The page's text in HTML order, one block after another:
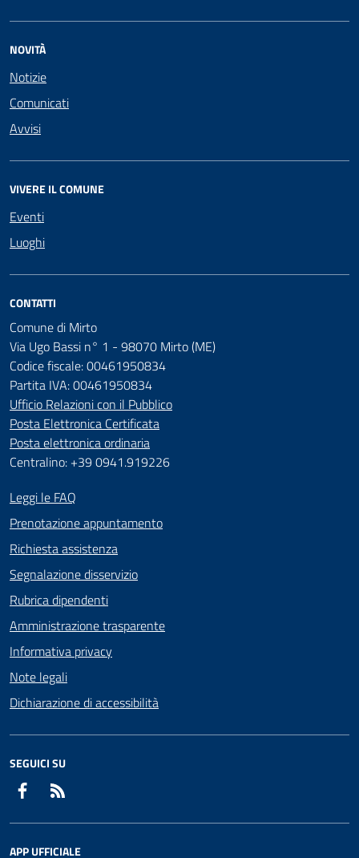
NOVITÀ
Notizie
Comunicati
Avvisi
VIVERE IL COMUNE
Eventi
Luoghi
CONTATTI
Comune di Mirto
Via Ugo Bassi n° 1 - 98070 Mirto (ME)
Codice fiscale: 00461950834
Partita IVA: 00461950834
Ufficio Relazioni con il Pubblico
Posta Elettronica Certificata
Posta elettronica ordinaria
Centralino: +39 0941.919226
Leggi le FAQ
Prenotazione appuntamento
Richiesta assistenza
Segnalazione disservizio
Rubrica dipendenti
Amministrazione trasparente
Informativa privacy
Note legali
Dichiarazione di accessibilità
SEGUICI SU
Facebook
APP UFFICIALE